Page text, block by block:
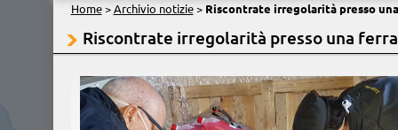
Home> Archivio notizie> Riscontrate irregolarità presso
Riscontrate irregolarità presso una